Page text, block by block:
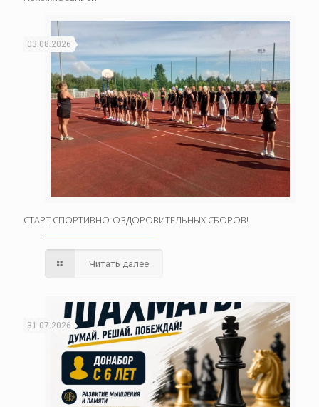
03.08.2026
СТАРТ СПОРТИВНО-ОЗДОРОВИТЕЛЬНЫХ СБОРОВ!
Читать далее
31.07.2026